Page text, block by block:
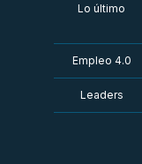
Lo último
Empleo 4.0
Leaders